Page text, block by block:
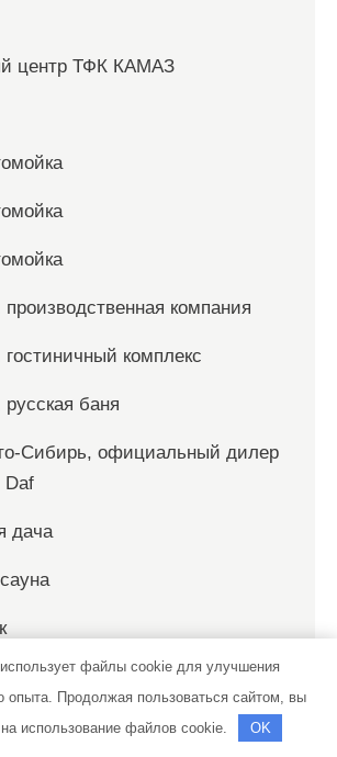
центр ТФК КАМАЗ
производственная компания
гостиничный комплекс
баня
Сибирь, официальный дилер
Daf
дача
использует файлы cookie для улучшения
опыта. Продолжая пользоваться сайтом, вы
использование файлов cookie.
OK